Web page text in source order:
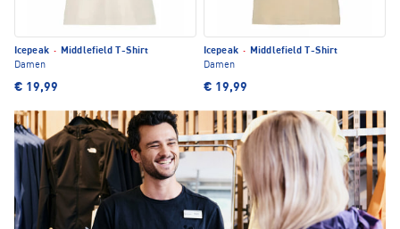
Icepeak ·
Middlefield T-Shirt
Damen
€ 19,99
Icepeak ·
Middlefield T-Shirt
Damen
€ 19,99